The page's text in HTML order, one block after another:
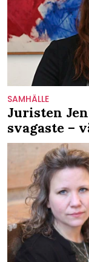
SAMHÄLLE
Juristen
svagaste –